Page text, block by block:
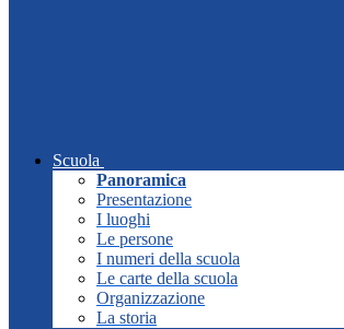
Scuola
Panoramica
Presentazione
I luoghi
Le persone
I numeri della scuola
Le carte della scuola
Organizzazione
La storia